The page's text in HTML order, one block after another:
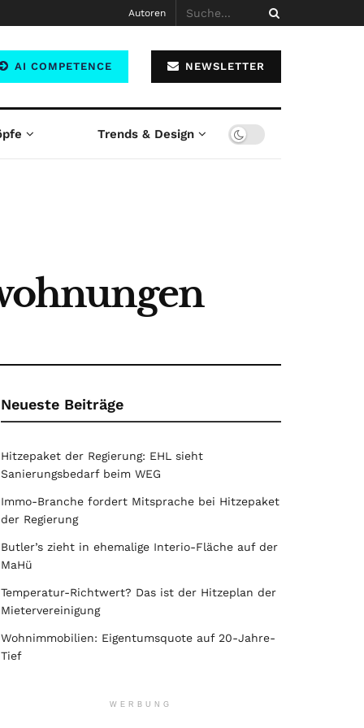
Autoren
AI COMPETENCE NEWSLETTER
Trends & Design
Neueste Beiträge
Hitzepaket der Regierung: EHL sieht
Sanierungsbedarf beim WEG
Immo-Branche fordert Mitsprache bei Hitzepaket
der Regierung
Butler’s zieht in ehemalige Interio-Fläche auf der
MaHü
Temperatur-Richtwert? Das ist der Hitzeplan der
Mietervereinigung
Wohnimmobilien: Eigentumsquote auf 20-Jahre-
Tief
WERBUNG